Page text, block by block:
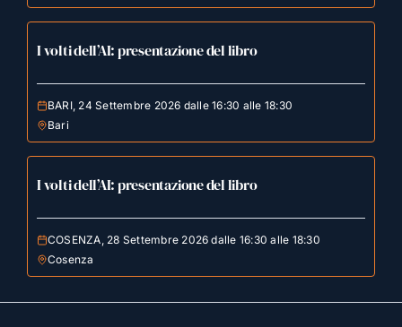
I volti dell’AI: presentazione del libro
BARI, 24 Settembre 2026 dalle 16:30 alle 18:30
Bari
I volti dell’AI: presentazione del libro
COSENZA, 28 Settembre 2026 dalle 16:30 alle 18:30
Cosenza